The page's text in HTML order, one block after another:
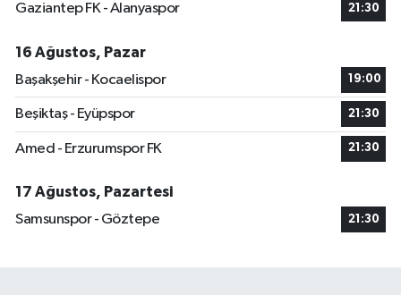
Gaziantep FK - Alanyaspor 21:30
16 Ağustos, Pazar
Başakşehir - Kocaelispor
19:00
Beşiktaş - Eyüpspor 21:30
Amed - Erzurumspor FK 21:30
17 Ağustos, Pazartesi
Samsunspor - Göztepe
21:30